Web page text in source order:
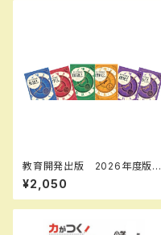
教育開発出版 2026年度版
新中学問題集 数学 中1～3
標準編 各学年（選択くださ
い） 新品完全セット
¥2,050